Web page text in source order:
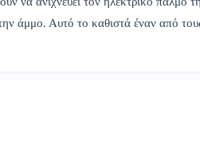
άμμο. Αυτό το καθιστά έναν από